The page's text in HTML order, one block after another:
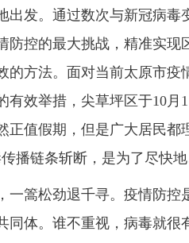
发。通过数次与新冠病毒
防控的最大挑战，精准实现
的方法。面对当前太原市
有效举措，尖草坪区于10
正值假期，但是广大居民
播链条斩断，是为了尽快地
篙松劲退千寻。疫情防控
同体。谁不重视，病毒就